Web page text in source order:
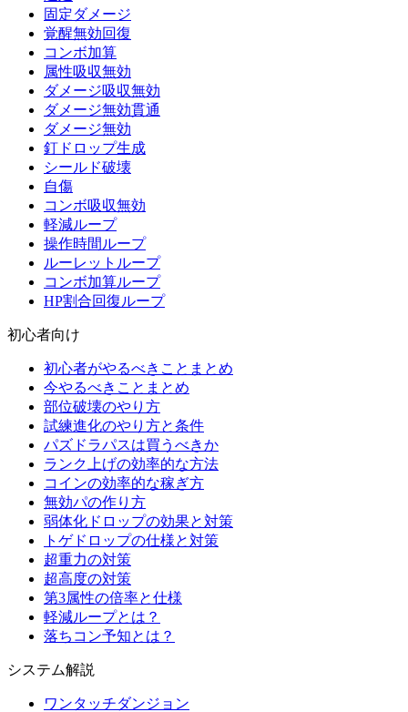
固定ダメージ
覚醒無効回復
コンボ加算
属性吸収無効
ダメージ吸収無効
ダメージ無効貫通
ダメージ無効
釘ドロップ生成
シールド破壊
自傷
コンボ吸収無効
軽減ループ
操作時間ループ
ルーレットループ
コンボ加算ループ
HP割合回復ループ
初心者向け
初心者がやるべきことまとめ
今やるべきことまとめ
部位破壊のやり方
試練進化のやり方と条件
パズドラパスは買うべきか
ランク上げの効率的な方法
コインの効率的な稼ぎ方
無効パの作り方
弱体化ドロップの効果と対策
トゲドロップの仕様と対策
超重力の対策
超高度の対策
第3属性の倍率と仕様
軽減ループとは？
落ちコン予知とは？
システム解説
ワンタッチダンジョン